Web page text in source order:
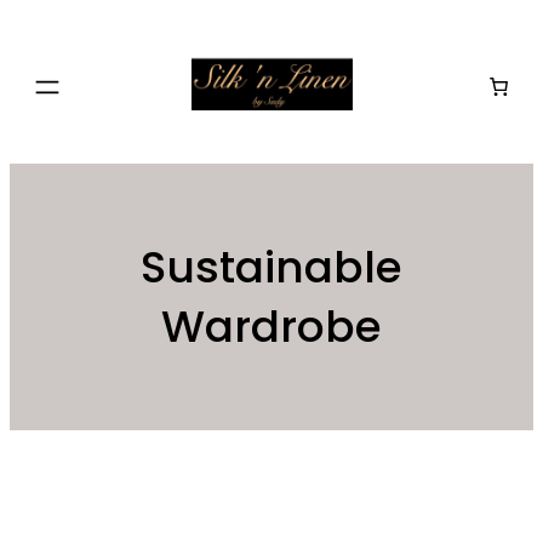
content
Sustainable
Wardrobe